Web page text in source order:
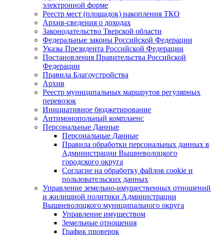
электронной форме
Реестр мест (площадок) накопления ТКО
Архив-сведения о доходах
Законодательство Тверской области
Федеральные законы Российской Федерации
Указы Президента Российской Федерации
Постановления Правительства Российской
Федерации
Правила Благоустройства
Архив
Реестр муниципальных маршрутов регулярных
перевозок
Инициативное бюджетирование
Антимонопольный комплаенс
Персональные Данные
Персональные Данные
Правила обработки персональных данных в
Администрации Вышневолоцкого
городского округа
Согласие на обработку файлов cookie и
пользовательских данных
Управление земельно-имущественных отношений
и жилищной политики Администрации
Вышневолоцкого муниципального округа
Управление имуществом
Земельные отношения
График проверок